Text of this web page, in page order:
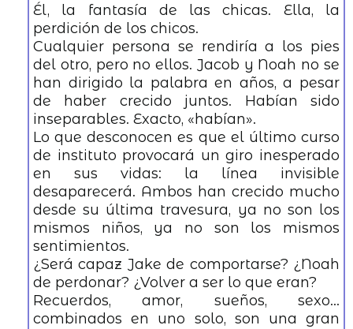
Él, la fantasía de las chicas. Ella, la
perdición de los chicos.
Cualquier persona se rendiría a los pies
del otro, pero no ellos. Jacob y Noah no se
han dirigido la palabra en años, a pesar
de haber crecido juntos. Habían sido
inseparables. Exacto, «habían».
Lo que desconocen es que el último curso
de instituto provocará un giro inesperado
en sus vidas: la línea invisible
desaparecerá. Ambos han crecido mucho
desde su última travesura, ya no son los
mismos niños, ya no son los mismos
sentimientos.
¿Será capaz Jake de comportarse? ¿Noah
de perdonar? ¿Volver a ser lo que eran?
Recuerdos, amor, sueños, sexo…
combinados en uno solo, son una gran